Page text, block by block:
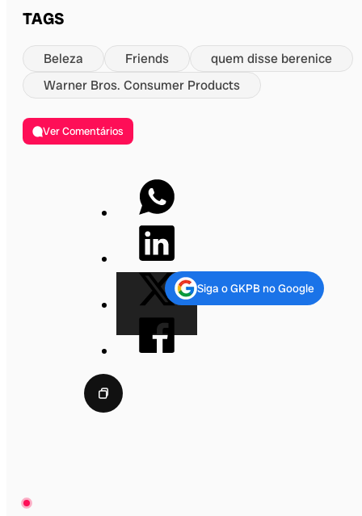
TAGS
Beleza Friends
quem disse berenice
Warner Bros. Consumer Products
Ver Comentários
Siga o GKPB no Google